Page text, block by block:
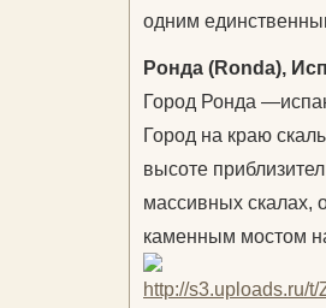
одним
Ронда (Ronda),
Город Ронда
Город на краю
высоте
массивных скалах,
каменным мостом